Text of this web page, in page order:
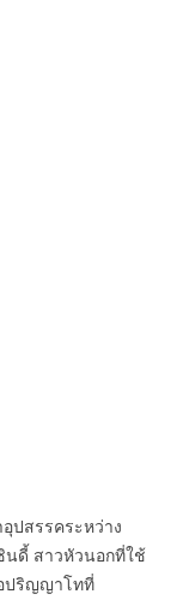
ปสรรคระหว่าง
ดี้ สาวหัวนอกที่ใช้
ปริญญาโทที่